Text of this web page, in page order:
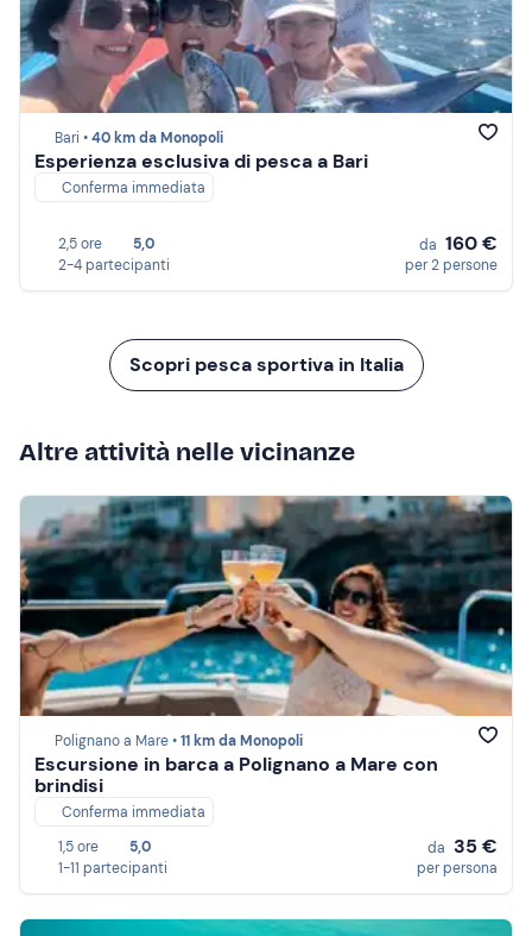
Bari •40 km da Monopoli
Esperienza esclusiva di pesca a Bari
Conferma immediata
2,5 ore
5,0
2-4 partecipanti
da 160 €
per 2 persone
Scopri pesca sportiva in Italia
Altre attività nelle vicinanze
Polignano a Mare •11 km da Monopoli
Escursione in barca a Polignano a Mare con
brindisi
Conferma immediata
1,5 ore
5,0
1-11 partecipanti
da 35 €
per persona